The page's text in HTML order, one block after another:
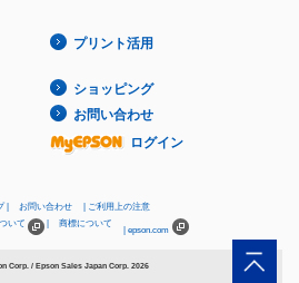
プリント活用
ショッピング
お問い合わせ
ログイン
お問い合わせ
ご利用上の注意
いて
商標について
epson.com
Corp. / Epson Sales Japan Corp. 2026